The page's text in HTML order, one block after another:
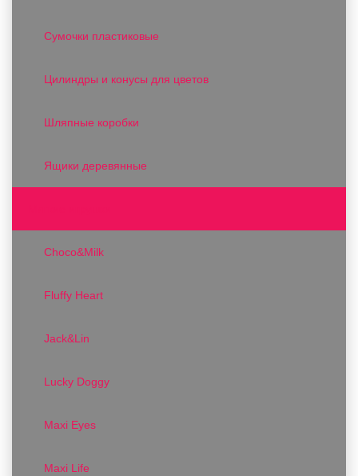
Сумочки пластиковые
Цилиндры и конусы для цветов
Шляпные коробки
Ящики деревянные
Choco&Milk
Fluffy Heart
Jack&Lin
Lucky Doggy
Maxi Eyes
Maxi Life